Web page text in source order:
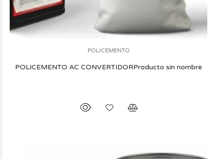
POLICEMENTO
POLICEMENTO AC CONVERTIDORProducto sin nombre